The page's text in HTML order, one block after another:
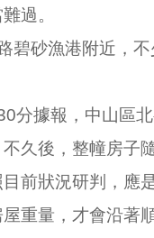
過。
碧砂漁港附近，
分據報，中山區
久後，整幢房子
前狀況研判，應
重量，才會沿著